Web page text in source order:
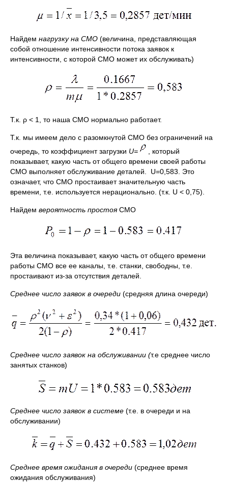
Найдем нагрузку на СМО (величина, представляющая
собой отношение интенсивности потока заявок к
интенсивности, с которой СМО может их обслуживать)
Т.к. ρ < 1, то наша СМО нормально работает.
Т.к. мы имеем дело с разомкнутой СМО без ограничений на
очередь, то коэффициент загрузки U=
, который
показывает, какую часть от общего времени своей работы
СМО выполняет обслуживание деталей. U=0,583. Это
означает, что СМО простаивает значительную часть
времени, т.е. используется нерационально. (т.к. U < 0,75).
Найдем вероятность простояСМО
Эта величина показывает, какую часть от общего времени
работы СМО все ее каналы, т.е. станки, свободны, т.е.
простаивают из-за отсутствия деталей.
Среднее число заявок в очереди (средняя длина очереди)
Среднее число заявок на обслуживании (т.е среднее число
занятых станков)
Среднее число заявок в системе (т.е. в очереди и на
обслуживании)
Среднее время ожидания в очереди (среднее время
ожидания обслуживания)